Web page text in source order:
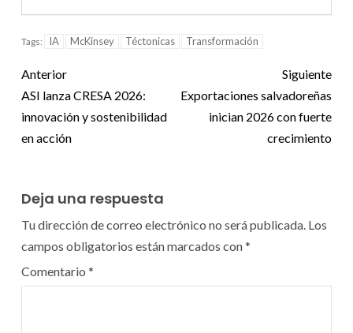
Tags: IA McKinsey Téctonicas Transformación
Anterior
ASI lanza CRESA 2026:
innovación y sostenibilidad
en acción
Siguiente
Exportaciones salvadoreñas
inician 2026 con fuerte
crecimiento
Deja una respuesta
Tu dirección de correo electrónico no será publicada. Los
campos obligatorios están marcados con*
Comentario *